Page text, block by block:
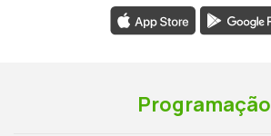
Programação